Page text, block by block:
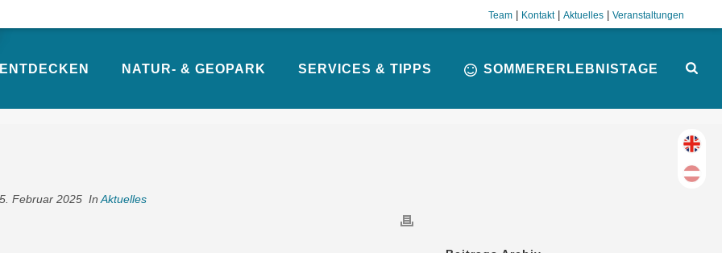
Team Kontakt| Aktuelles Veranstaltungen
ENTDECKEN NATUR- & GEOPARK SERVICES & TIPPS SOMMERERLEBNISTAGE
Februar 2025 In Aktuelles